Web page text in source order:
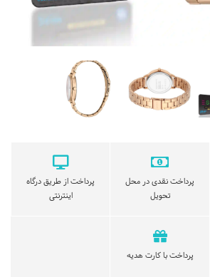
پرداخت نقدی در محل
تحویل
پرداخت از طریق درگاه
اینترنتی
پرداخت با کارت هدیه